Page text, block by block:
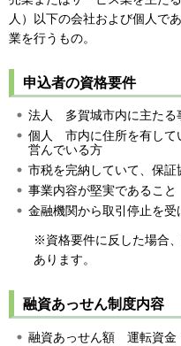
人）以下の会社および個人で
業を行うもの。
申込者の資格要件
法人 多賀城市内に主たる
個人
市内に住所を有し
営んでいる方
市税を完納していて、保
事業内容が堅実であること
金融機関から取引停止を受
※資格要件に反した場合
あります。
融資あっせん制度内容
融資あっせん額 運転資金